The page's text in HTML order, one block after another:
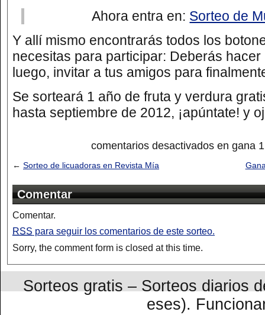
Ahora entra en: Sorteo de
Y allí mismo encontrarás todos los
necesitas para participar: Deberás
luego, invitar a tus amigos para
Se sorteará 1 año de fruta y verdura
hasta septiembre de 2012, ¡apúntate! y
comentarios desactivados en gana
← Sorteo de licuadoras en Revista Mía
Comentar
Comentar.
RSS para seguir los comentarios de este sorteo.
Sorry, the comment form is closed at this time.
Sorteos gratis – Sorteos diarios
eses).